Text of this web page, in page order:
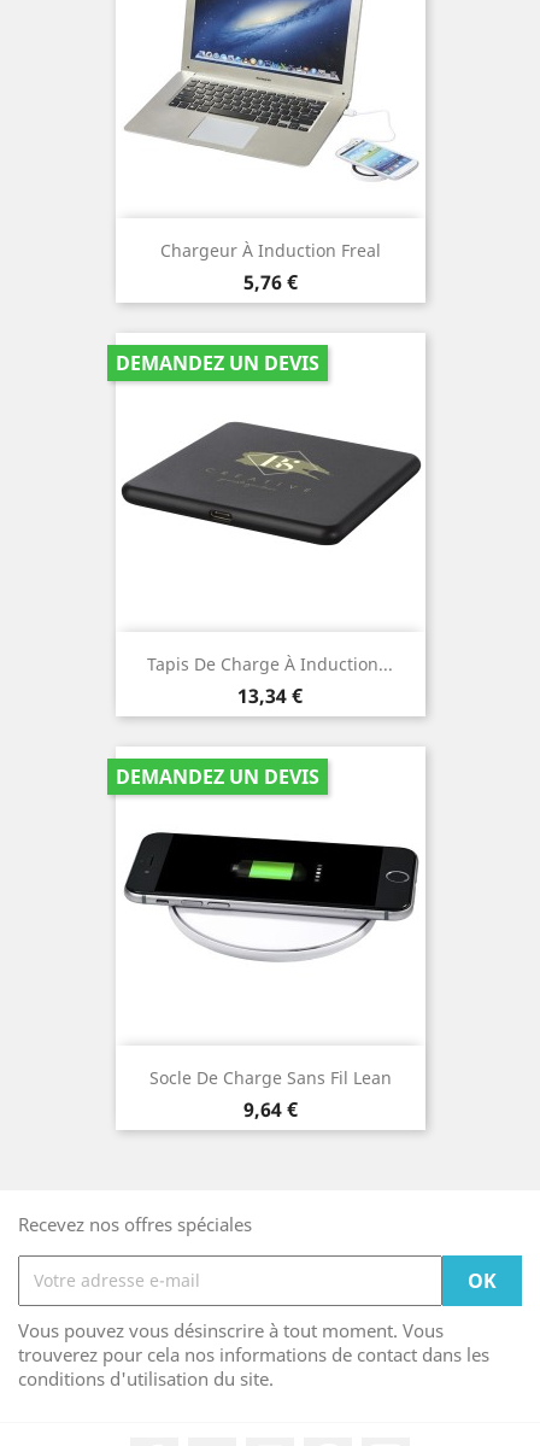
Chargeur À Induction Freal
Prix
5,76 €
Tapis De Charge À Induction...
Prix
13,34 €
DEMANDEZ UN DEVIS
Socle De Charge Sans Fil Lean
Prix
9,64 €
DEMANDEZ UN DEVIS
Recevez nos offres spéciales
Vous pouvez vous désinscrire à tout moment. Vous
trouverez pour cela nos informations de contact dans les
conditions d'utilisation du site.